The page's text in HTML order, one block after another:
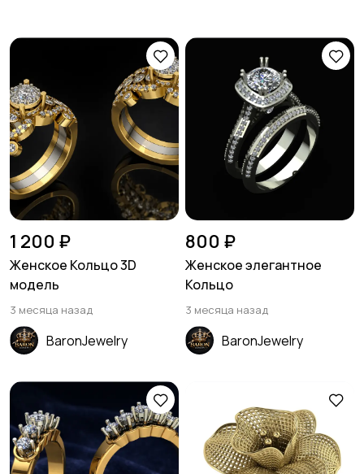
1 200 ₽
Женское Кольцо 3D
модель
3 месяца назад
BaronJewelry
800 ₽
Женское элегантное
Кольцо
3 месяца назад
BaronJewelry